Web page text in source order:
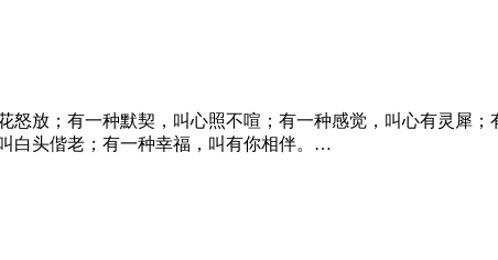
怒放；有一种默契，叫心照不喧；有一种感觉，叫心有灵犀
白头偕老；有一种幸福，叫有你相伴。…